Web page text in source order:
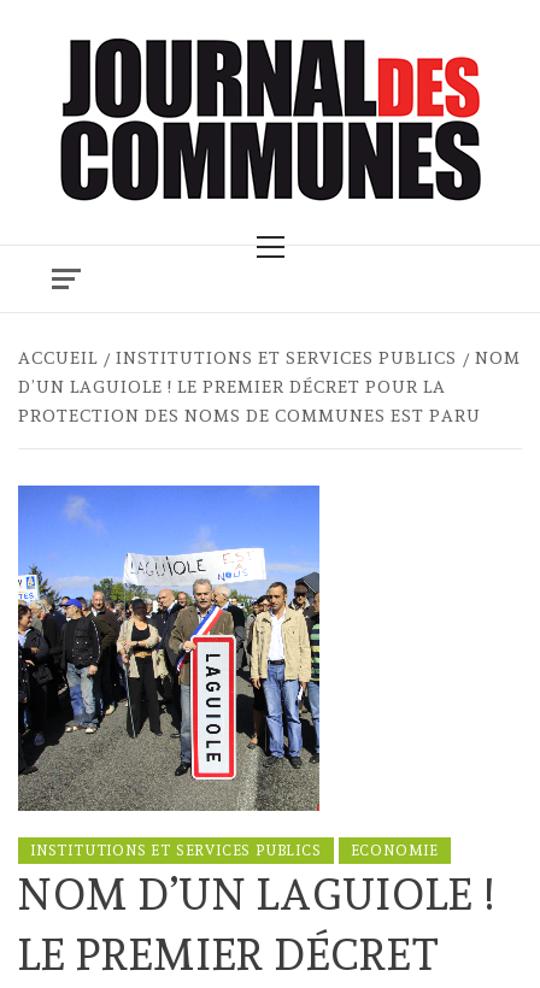
Menu
ACCUEIL INSTITUTIONS ET SERVICES PUBLICS
NOM
D’UN LAGUIOLE ! LE PREMIER DÉCRET POUR LA
PROTECTION DES NOMS DE COMMUNES EST PARU
INSTITUTIONS ET SERVICES PUBLICS ECONOMIE
NOM D’UN LAGUIOLE !
LE PREMIER DÉCRET